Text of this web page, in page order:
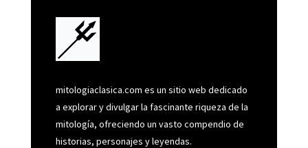
mitologiaclasica.com es un sitio web dedicado
a explorar y divulgar la fascinante riqueza de la
mitología, ofreciendo un vasto compendio de
historias, personajes y leyendas.